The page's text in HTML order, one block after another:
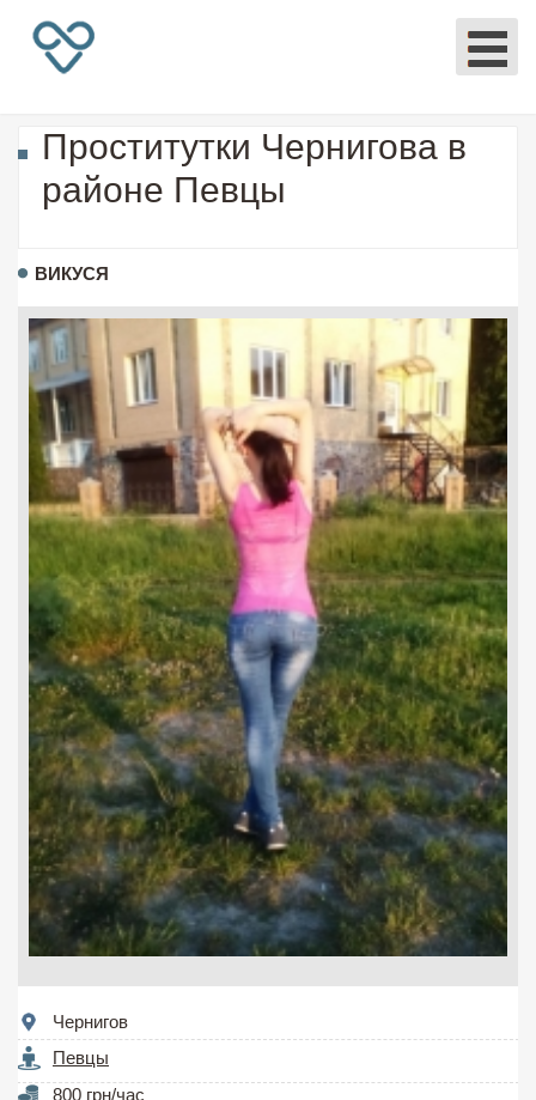
Проститутки Чернигова в
районе Певцы
ВИКУСЯ
Чернигов
Певцы
800 грн/час